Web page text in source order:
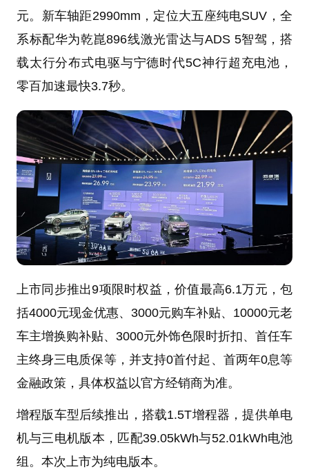
元。新车轴距2990mm，定位大五座纯电SUV，全
系标配华为乾崑896线激光雷达与ADS 5智驾，搭
载太行分布式电驱与宁德时代5C神行超充电池，
零百加速最快3.7秒。
上市同步推出9项限时权益，价值最高6.1万元，包
括4000元现金优惠、3000元购车补贴、10000元老
车主增换购补贴、3000元外饰色限时折扣、首任车
主终身三电质保等，并支持0首付起、首两年0息等
金融政策，具体权益以官方经销商为准。
增程版车型后续推出，搭载1.5T增程器，提供单电
机与三电机版本，匹配39.05kWh与52.01kWh电池
组。本次上市为纯电版本。